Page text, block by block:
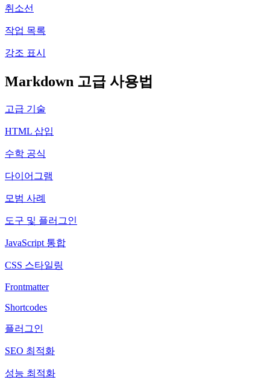
취소선
작업 목록
강조 표시
Markdown 고급 사용법
고급 기술
HTML 삽입
수학 공식
다이어그램
모범 사례
도구 및 플러그인
JavaScript 통합
CSS 스타일링
Frontmatter
Shortcodes
플러그인
SEO 최적화
성능 최적화